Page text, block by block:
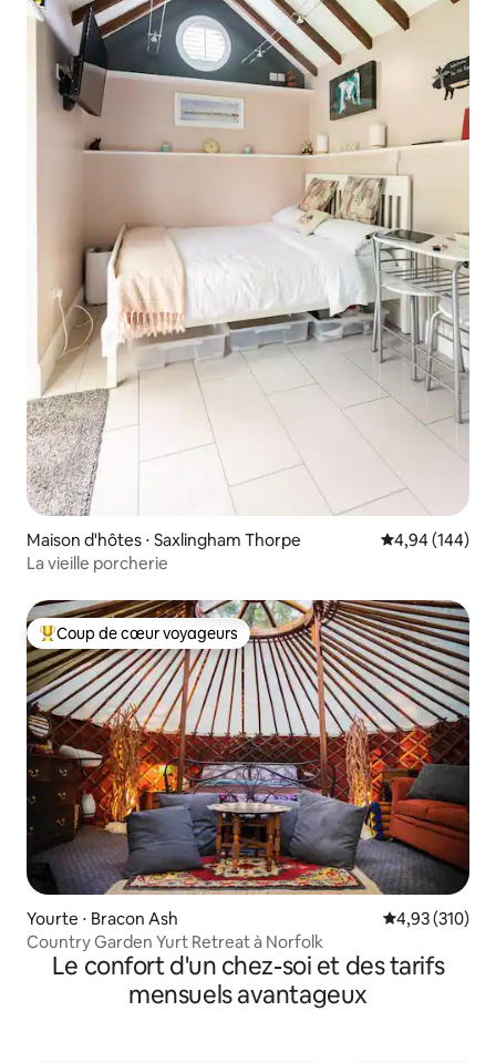
Maison d'hôtes ⋅ Saxlingham Thorpe Évaluation
4,94 (144)
La vieille porcherie
Coups de cœur voyageurs les plus appréciés
Coup de cœur voyageurs
Yourte ⋅ Bracon Ash Évaluation
4,93 (310)
Country Garden Yurt Retreat à Norfolk
Le confort d'un chez-soi et des tarifs
mensuels avantageux